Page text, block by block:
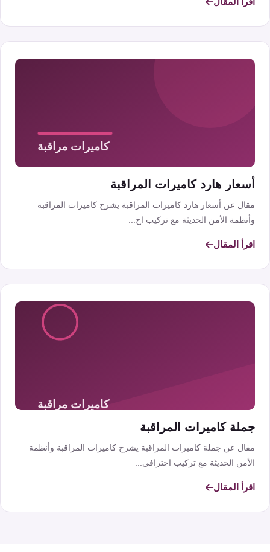
أسعار هارد كاميرات المراقبة
مقال عن أسعار هارد كاميرات المراقبة يشرح كاميرات المراقبة
وأنظمة الأمن الحديثة مع تركيب اح...
اقرأ المقال
جملة كاميرات المراقبة
مقال عن جملة كاميرات المراقبة يشرح كاميرات المراقبة وأنظمة
الأمن الحديثة مع تركيب احترافي...
اقرأ المقال